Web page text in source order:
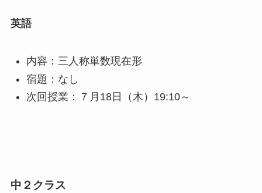
英語
内容：三人称単数現在形
宿題：なし
次回授業：７月18日（木）19:10～
中２クラス